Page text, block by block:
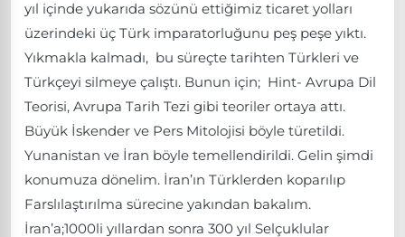
yıl içinde yukarıda sözünü ettiğimiz ticaret yolları
üzerindeki üç Türk imparatorluğunu peş peşe yıktı.
Yıkmakla kalmadı, bu süreçte tarihten Türkleri ve
Türkçeyi silmeye çalıştı. Bunun için; Hint- Avrupa Dil
Teorisi, Avrupa Tarih Tezi gibi teoriler ortaya attı.
Büyük İskender ve Pers Mitolojisi böyle türetildi.
Yunanistan ve İran böyle temellendirildi. Gelin şimdi
konumuza dönelim. İran’ın Türklerden koparılıp
Farslılaştırılma sürecine yakından bakalım.
İran’a;1000li yıllardan sonra 300 yıl Selçuklular